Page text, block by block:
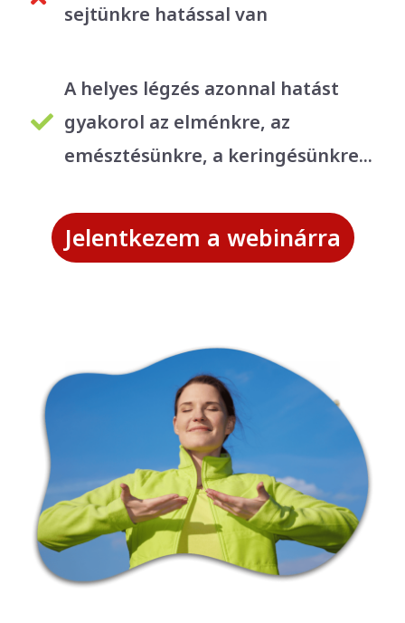
sejtünkre hatással van
A helyes légzés azonnal hatást
gyakorol az elménkre, az
emésztésünkre, a keringésünkre...
Jelentkezem a webinárra